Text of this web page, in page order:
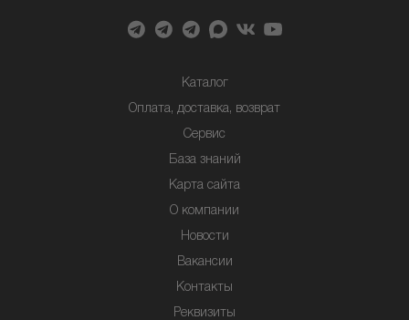
Каталог
Оплата, доставка, возврат
Сервис
База знаний
Карта сайта
О компании
Новости
Вакансии
Контакты
Реквизиты